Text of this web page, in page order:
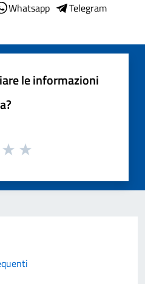
Whatsapp
Telegram
le informazioni